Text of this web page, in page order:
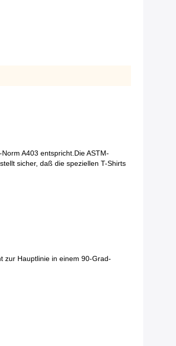
A403 entspricht.Die ASTM-
sicher, daß die speziellen T-Shirts
zur Hauptlinie in einem 90-Grad-